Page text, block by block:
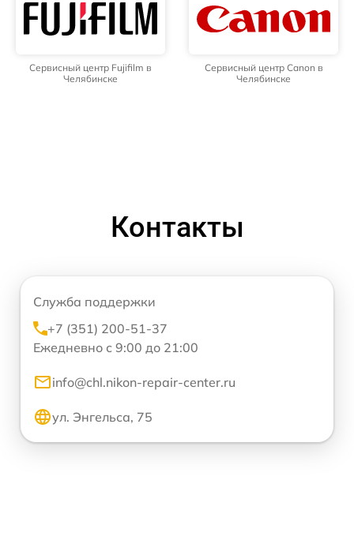
Сервисный центр Fujifilm в
Челябинске
Сервисный центр Canon в
Челябинске
Контакты
Служба поддержки
+7 (351) 200-51-37
Ежедневно с 9:00 до 21:00
info@chl.nikon-repair-center.ru
ул. Энгельса, 75